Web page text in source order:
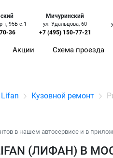
т, 95Б с.1
36
Мичуринский
ул. Удальцова, 60
+7 (495) 150-77-21
Акции Схема проезда
Кузовной ремонт
в нашем автосервисе и в
(ЛИФАН) В